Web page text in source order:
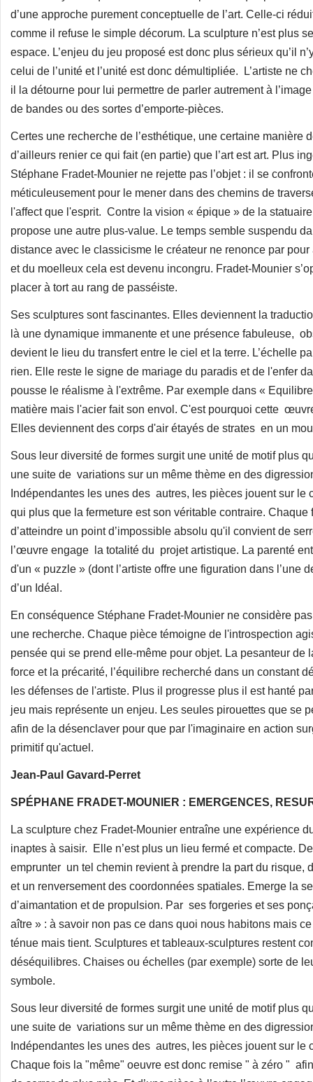
d’une approche purement conceptuelle de l’art. Celle-ci
comme il refuse le simple décorum. La sculpture n’est plus
espace. L’enjeu du jeu proposé est donc plus sérieux qu’il
celui de l’unité et l’unité est donc démultipliée. L’artiste ne
il la détourne pour lui permettre de parler autrement à
de bandes ou des sortes d’emporte-pièces.
Certes une recherche de l’esthétique, une certaine manière
d’ailleurs renier ce qui fait (en partie) que l’art est art. Plus
Stéphane Fradet-Mounier ne rejette pas l’objet : il se
méticuleusement pour le mener dans des chemins de
l'affect que l'esprit. Contre la vision « épique » de la
propose une autre plus-value. Le temps semble suspendu
distance avec le classicisme le créateur ne renonce par
et du moelleux cela est devenu incongru. Fradet-Mounier
placer à tort au rang de passéiste.
Ses sculptures sont fascinantes. Elles deviennent la
là une dynamique immanente et une présence fabuleuse,
devient le lieu du transfert entre le ciel et la terre. L’échelle
rien. Elle reste le signe de mariage du paradis et de l'enfer
pousse le réalisme à l'extrême. Par exemple dans «
matière mais l'acier fait son envol. C'est pourquoi cette
Elles deviennent des corps d'air étayés de strates en un
Sous leur diversité de formes surgit une unité de motif plus
une suite de variations sur un même thème en des
Indépendantes les unes des autres, les pièces jouent sur le
qui plus que la fermeture est son véritable contraire.
d’atteindre un point d’impossible absolu qu'il convient de
l’œuvre engage la totalité du projet artistique. La parenté
d'un « puzzle » (dont l’artiste offre une figuration dans
d’un Idéal.
En conséquence Stéphane Fradet-Mounier ne considère
une recherche. Chaque pièce témoigne de l'introspection
pensée qui se prend elle-même pour objet. La pesanteur
force et la précarité, l’équilibre recherché dans un constant
les défenses de l'artiste. Plus il progresse plus il est hanté
jeu mais représente un enjeu. Les seules pirouettes que se
afin de la désenclaver pour que par l'imaginaire en action
primitif qu'actuel.
Jean-Paul Gavard-Perret
SPÉPHANE FRADET-MOUNIER : EMERGENCES,
La sculpture chez Fradet-Mounier entraîne une expérience
inaptes à saisir. Elle n’est plus un lieu fermé et compacte.
emprunter un tel chemin revient à prendre la part du
et un renversement des coordonnées spatiales. Emerge la
d’aimantation et de propulsion. Par ses forgeries et ses
aître » : à savoir non pas ce dans quoi nous habitons mais
ténue mais tient. Sculptures et tableaux-sculptures restent
déséquilibres. Chaises ou échelles (par exemple) sorte de
symbole.
Sous leur diversité de formes surgit une unité de motif plus
une suite de variations sur un même thème en des
Indépendantes les unes des autres, les pièces jouent sur le
Chaque fois la "même" oeuvre est donc remise " à zéro "